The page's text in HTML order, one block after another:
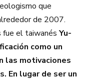
que
de 2007.
fue el taiwanésYu-
como un
las motivaciones
En lugar de ser un